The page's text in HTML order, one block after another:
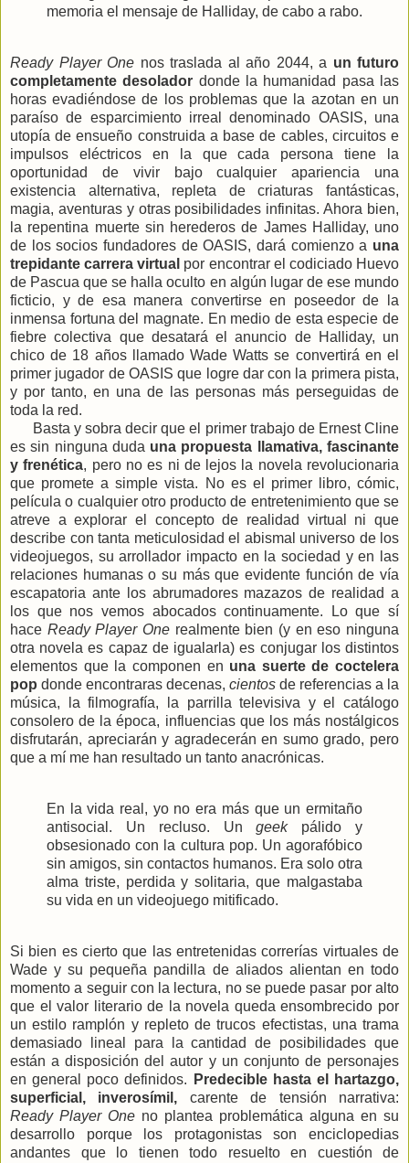
memoria el mensaje de Halliday, de cabo a rabo.
Ready Player One nos traslada al año 2044, a un futuro
completamente desolador donde la humanidad pasa las
horas evadiéndose de los problemas que la azotan en un
paraíso de esparcimiento irreal denominado OASIS, una
utopía de ensueño construida a base de cables, circuitos e
impulsos eléctricos en la que cada persona tiene la
oportunidad de vivir bajo cualquier apariencia una
existencia alternativa, repleta de criaturas fantásticas,
magia, aventuras y otras posibilidades infinitas. Ahora bien,
la repentina muerte sin herederos de James Halliday, uno
de los socios fundadores de OASIS, dará comienzo a una
trepidante carrera virtual por encontrar el codiciado Huevo
de Pascua que se halla oculto en algún lugar de ese mundo
ficticio, y de esa manera convertirse en poseedor de la
inmensa fortuna del magnate. En medio de esta especie de
fiebre colectiva que desatará el anuncio de Halliday, un
chico de 18 años llamado Wade Watts se convertirá en el
primer jugador de OASIS que logre dar con la primera pista,
y por tanto, en una de las personas más perseguidas de
toda la red.
Basta y sobra decir que el primer trabajo de Ernest Cline
es sin ninguna duda una propuesta llamativa, fascinante
y frenética, pero no es ni de lejos la novela revolucionaria
que promete a simple vista. No es el primer libro, cómic,
película o cualquier otro producto de entretenimiento que se
atreve a explorar el concepto de realidad virtual ni que
describe con tanta meticulosidad el abismal universo de los
videojuegos, su arrollador impacto en la sociedad y en las
relaciones humanas o su más que evidente función de vía
escapatoria ante los abrumadores mazazos de realidad a
los que nos vemos abocados continuamente. Lo que sí
hace Ready Player One realmente bien (y en eso ninguna
otra novela es capaz de igualarla) es conjugar los distintos
elementos que la componen en una suerte de coctelera
pop donde encontraras decenas, cientos de referencias a la
música, la filmografía, la parrilla televisiva y el catálogo
consolero de la época, influencias que los más nostálgicos
disfrutarán, apreciarán y agradecerán en sumo grado, pero
que a mí me han resultado un tanto anacrónicas.
En la vida real, yo no era más que un ermitaño
antisocial. Un recluso. Ungeekpálido y
obsesionado con la cultura pop. Un agorafóbico
sin amigos, sin contactos humanos. Era solo otra
alma triste, perdida y solitaria, que malgastaba
su vida en un videojuego mitificado.
Si bien es cierto que las entretenidas correrías virtuales de
Wade y su pequeña pandilla de aliados alientan en todo
momento a seguir con la lectura, no se puede pasar por alto
que el valor literario de la novela queda ensombrecido por
un estilo ramplón y repleto de trucos efectistas, una trama
demasiado lineal para la cantidad de posibilidades que
están a disposición del autor y un conjunto de personajes
en general poco definidos.
Predecible hasta el hartazgo,
superficial, inverosímil, carente de tensión narrativa:
Ready Player One no plantea problemática alguna en su
desarrollo porque los protagonistas son enciclopedias
andantes que lo tienen todo resuelto en cuestión de